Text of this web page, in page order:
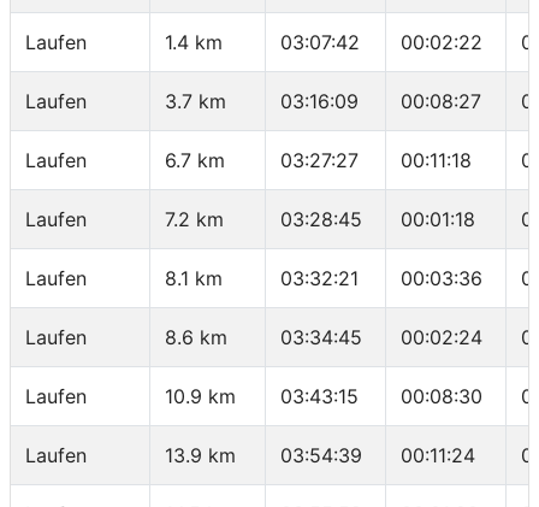
Laufen 1.4 km 03:07:42 00:02:22
Laufen 3.7 km 03:16:09 00:08:27
Laufen 6.7 km 03:27:27 00:11:18
Laufen 7.2 km 03:28:45 00:01:18
Laufen 8.1 km 03:32:21 00:03:36
Laufen 8.6 km 03:34:45 00:02:24
Laufen 10.9 km 03:43:15 00:08:30
Laufen 13.9 km 03:54:39 00:11:24